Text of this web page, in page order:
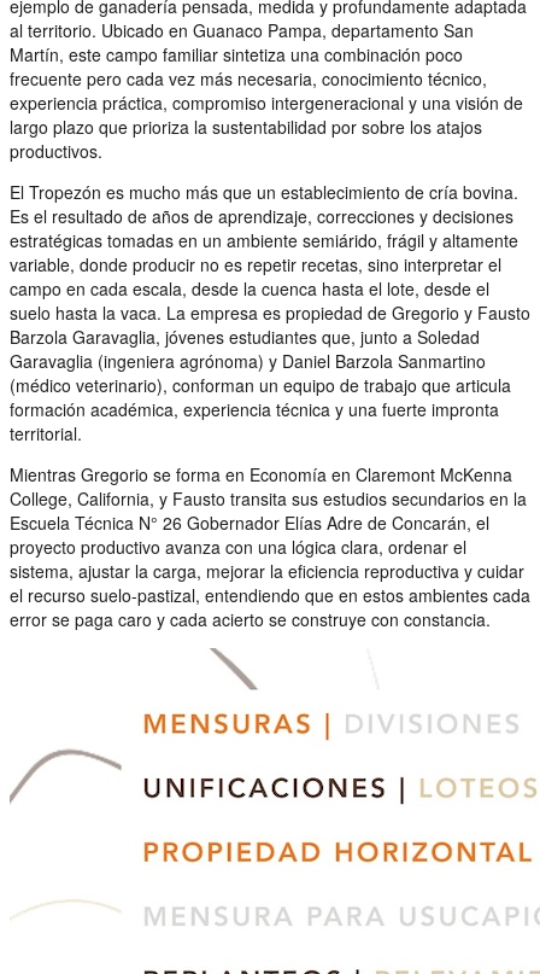
ejemplo de ganadería pensada, medida y profundamente adaptada
al territorio. Ubicado en Guanaco Pampa, departamento San
Martín, este campo familiar sintetiza una combinación poco
frecuente pero cada vez más necesaria, conocimiento técnico,
experiencia práctica, compromiso intergeneracional y una visión de
largo plazo que prioriza la sustentabilidad por sobre los atajos
productivos.
El Tropezón es mucho más que un establecimiento de cría bovina.
Es el resultado de años de aprendizaje, correcciones y decisiones
estratégicas tomadas en un ambiente semiárido, frágil y altamente
variable, donde producir no es repetir recetas, sino interpretar el
campo en cada escala, desde la cuenca hasta el lote, desde el
suelo hasta la vaca. La empresa es propiedad de Gregorio y Fausto
Barzola Garavaglia, jóvenes estudiantes que, junto a Soledad
Garavaglia (ingeniera agrónoma) y Daniel Barzola Sanmartino
(médico veterinario), conforman un equipo de trabajo que articula
formación académica, experiencia técnica y una fuerte impronta
territorial.
Mientras Gregorio se forma en Economía en Claremont McKenna
College, California, y Fausto transita sus estudios secundarios en la
Escuela Técnica N° 26 Gobernador Elías Adre de Concarán, el
proyecto productivo avanza con una lógica clara, ordenar el
sistema, ajustar la carga, mejorar la eficiencia reproductiva y cuidar
el recurso suelo-pastizal, entendiendo que en estos ambientes cada
error se paga caro y cada acierto se construye con constancia.